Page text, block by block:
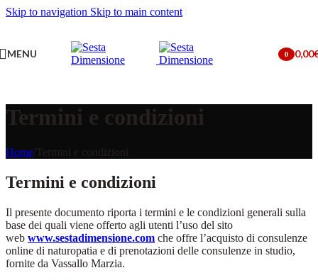
Skip to navigation Skip to main content
MENU
0
0,00
Termini e condizioni
Home Termini e condizioni
Termini e condizioni
Il presente documento riporta i termini e le condizioni generali sulla
base dei quali viene offerto agli utenti l’uso del sito
web www.sestadimensione.com che offre l’acquisto di consulenze
online di naturopatia e di prenotazioni delle consulenze in studio,
fornite da Vassallo Marzia.